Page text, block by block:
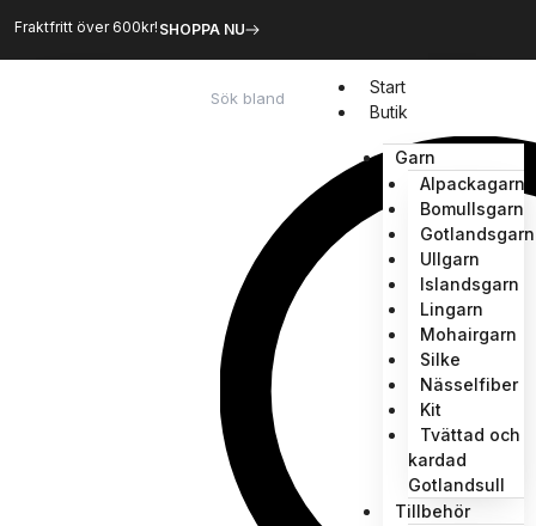
innehåll
Fraktfritt över 600kr! SHOPPA NU
Start
Butik
Garn
Alpackagarn
Bomullsgarn
Gotlandsgarn
Ullgarn
Islandsgarn
Lingarn
Mohairgarn
Silke
Nässelfiber
Kit
Tvättad och
kardad
Gotlandsull
Tillbehör